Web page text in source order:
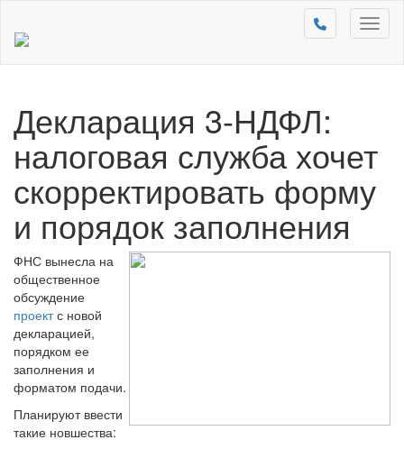
Декларация 3-НДФЛ:
налоговая служба хочет
скорректировать форму
и порядок заполнения
ФНС вынесла на
общественное
обсуждение
проектс новой
декларацией,
порядком ее
заполнения и
форматом подачи.
Планируют ввести
такие новшества: